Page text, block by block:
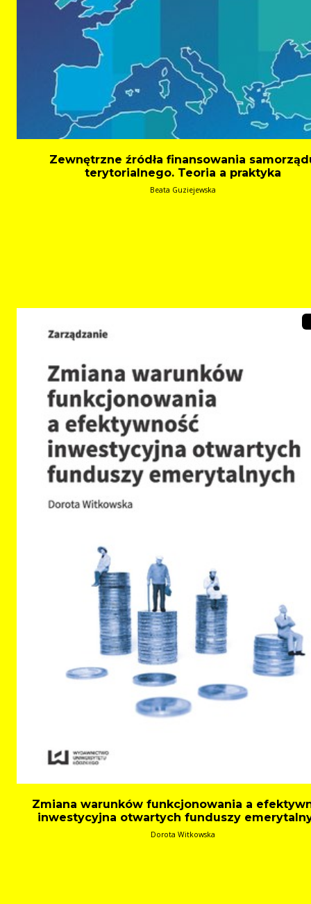
Zewnętrzne źródła finansowania
terytorialnego. Teoria a praktyka
Beata Guziejewska
Zmiana warunków funkcjonowania a
inwestycyjna otwartych funduszy
Dorota Witkowska